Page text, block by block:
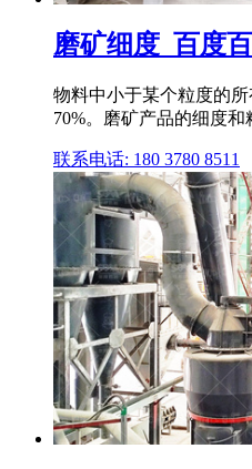
磨矿细度_百度
物料中小于某个粒度的
70%。磨矿产品的细度
联系电话: 180 3780 8511